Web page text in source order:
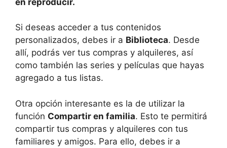
Si deseas acceder a tus contenidos
personalizados, debes ir a Biblioteca. Desde
allí, podrás ver tus compras y alquileres, así
como también las series y películas que hayas
agregado a tus listas.
Otra opción interesante es la de utilizar la
función Compartir en familia. Esto te permitirá
compartir tus compras y alquileres con tus
familiares y amigos. Para ello, debes ir a